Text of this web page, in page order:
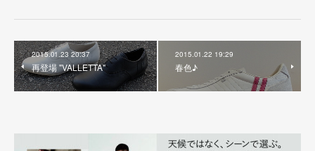
2015.01.23 20:37
再登場 "VALLETTA"
2015.01.22 19:29
春色♪